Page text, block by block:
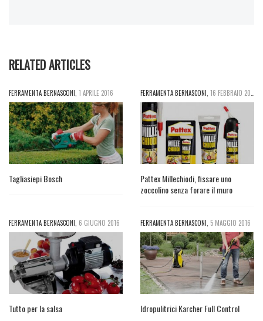
RELATED ARTICLES
FERRAMENTA BERNASCONI, 1 APRILE 2016
Tagliasiepi Bosch
FERRAMENTA BERNASCONI, 16 FEBBRAIO 2015
Pattex Millechiodi, fissare uno
zoccolino senza forare il muro
FERRAMENTA BERNASCONI, 6 GIUGNO 2016
Tutto per la salsa
FERRAMENTA BERNASCONI, 5 MAGGIO 2016
Idropulitrici Karcher Full Control